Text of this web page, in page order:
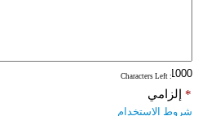
: Characters Left
إلزامي *
شروط الاستخدام